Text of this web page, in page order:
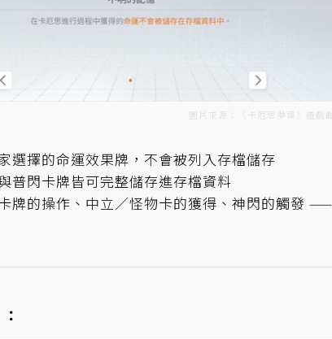
圖片來源：《卡厄思夢境》遊戲
擇的命運效果牌，不會被列入存檔儲存
普閃卡牌皆可完整儲存進存檔資料
牌的操作、中立／怪物卡的獲得、神閃的觸發 ——